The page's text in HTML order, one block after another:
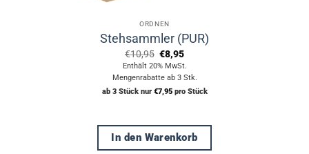
ORDNEN
Stehsammler (PUR)
€10,95 Ursprünglicher
Preis
war:
€10,95
€8,95Aktueller
Preis
ist:
€8,95.
Enthält 20% MwSt.
Mengenrabatte ab 3 Stk.
ab 3 Stück nur €7,95pro Stück
In den Warenkorb